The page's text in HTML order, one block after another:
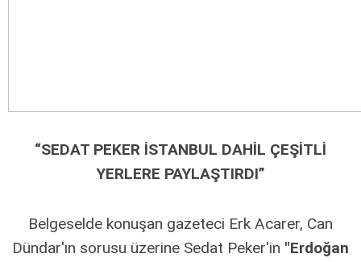
“SEDAT PEKER İSTANBUL DAHİL ÇEŞİTLİ
YERLERE PAYLAŞTIRDI”
Belgeselde konuşan gazeteci Erk Acarer, Can
Dündar'ın sorusu üzerine Sedat Peker'in "Erdoğan